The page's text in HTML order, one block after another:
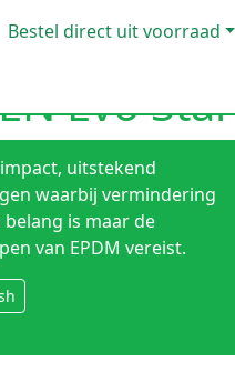
Bestel direct uit voorraad
Evo Star
uitstekend
waarbij vermindering
is maar de
van EPDM vereist.